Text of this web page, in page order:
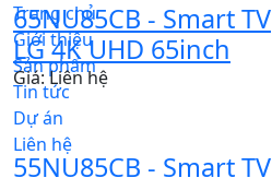
65NU85CB - Smart TV
LG 4K UHD 65inch
Giá: Liên hệ
55NU85CB - Smart TV
Trang chủ
Giới thiệu
Sản phẩm
Tin tức
Dự án
Liên hệ